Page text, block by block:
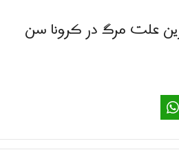
علت مرگ در کرونا سن